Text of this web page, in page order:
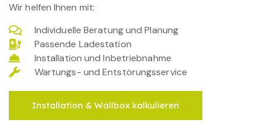
Wir helfen Ihnen mit:
Individuelle Beratung und Planung
Passende Ladestation
Installation und Inbetriebnahme
Wartungs- und Entstörungsservice
Installation & Wallbox kalkulieren